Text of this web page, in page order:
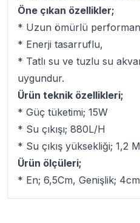
Öne çıkan özellikler;
* Uzun ömürlü
* Enerji tasarruflu,
* Tatlı su ve tuzlu su
uygundur.
Ürün teknik özellikleri;
* Güç tüketimi; 15W
* Su çıkışı; 880L/H
* Su çıkış yüksekliği; 1,2
Ürün ölçüleri;
* En; 6,5Cm, Genişlik;